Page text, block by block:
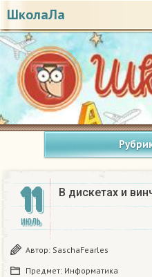
ШколаЛа
11
ИЮЛЬ
В дискетах и
Автор: SaschaFearles
Предмет: Информатика